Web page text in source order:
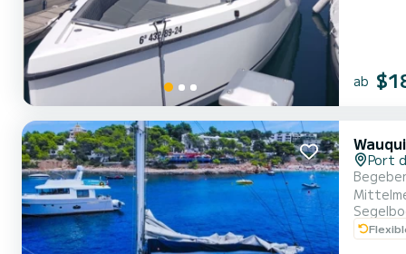
ab
Port
Begeben
Sicherheit bietet.< br> Hervorgehobene